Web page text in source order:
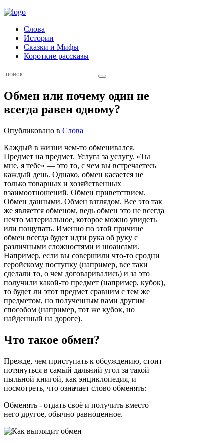
Слова
Истории
Сказки и Мифы
Короткие рассказы
Обмен или почему один не
всегда равен одному?
Опубликовано в Слова
Каждый в жизни чем-то обменивался.
Предмет на предмет. Услуга за услугу. «Ты
мне, я тебе» — это то, с чем вы встречаетесь
каждый день. Однако, обмен касается не
только товарных и хозяйственных
взаимоотношений. Обмен приветствием.
Обмен данными. Обмен взглядом. Все это так
же является обменом, ведь обмен это не всегда
нечто материальное, которое можно увидеть
или пощупать. Именно по этой причине
обмен всегда будет идти рука об руку с
различными сложностями и нюансами.
Например, если вы совершили что-то сродни
геройскому поступку (например, все таки
сделали то, о чем договаривались) и за это
получили какой-то предмет (например, кубок),
то будет ли этот предмет сравним с тем же
предметом, но полученным вами другим
способом (например, тот же кубок, но
найденный на дороге).
Что такое обмен?
Прежде, чем приступать к обсуждению, стоит
потянуться в самый дальний угол за такой
пыльной книгой, как энциклопедия, и
посмотреть, что означает слово обменять:
Обменять - отдать своё и получить вместо
него другое, обычно равноценное.